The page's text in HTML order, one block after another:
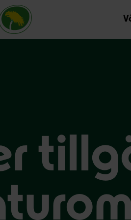
startsida